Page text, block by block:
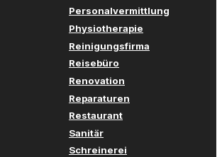
Personalvermittlung
Physiotherapie
Reinigungsfirma
Reisebüro
Renovation
Reparaturen
Restaurant
Sanitär
Schreinerei